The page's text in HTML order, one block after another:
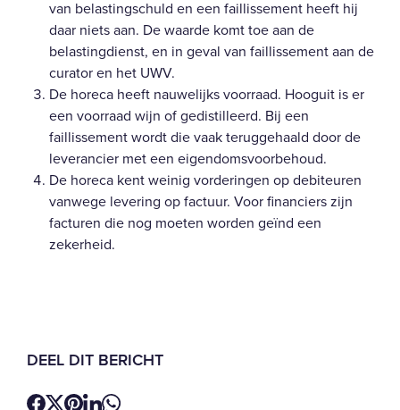
van belastingschuld en een faillissement heeft hij
daar niets aan. De waarde komt toe aan de
belastingdienst, en in geval van faillissement aan de
curator en het UWV.
De horeca heeft nauwelijks voorraad. Hooguit is er
een voorraad wijn of gedistilleerd. Bij een
faillissement wordt die vaak teruggehaald door de
leverancier met een eigendomsvoorbehoud.
De horeca kent weinig vorderingen op debiteuren
vanwege levering op factuur. Voor financiers zijn
facturen die nog moeten worden geïnd een
zekerheid.
DEEL DIT BERICHT